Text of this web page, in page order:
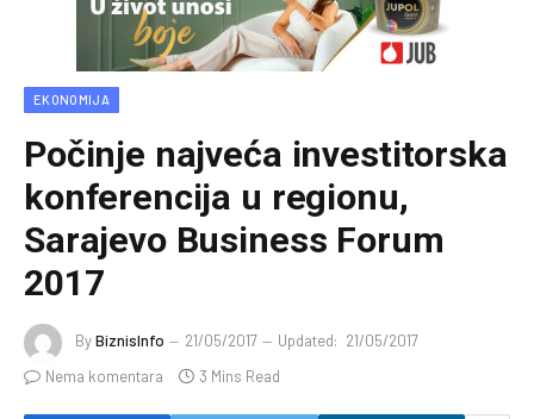
EKONOMIJA
Počinje najveća investitorska
konferencija u regionu,
Sarajevo Business Forum
2017
ByBiznisInfo 21/05/2017 Updated: 21/05/2017
Nema komentara
3 Mins Read